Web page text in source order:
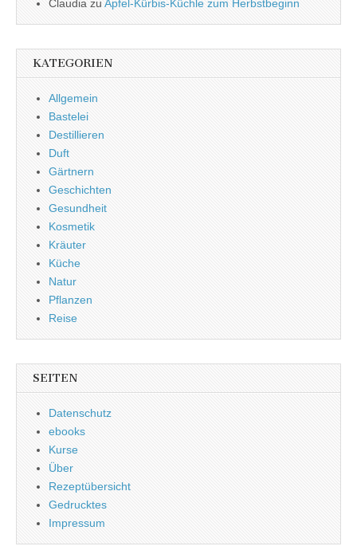
Claudia zu Apfel-Kürbis-Küchle zum Herbstbeginn
KATEGORIEN
Allgemein
Bastelei
Destillieren
Duft
Gärtnern
Geschichten
Gesundheit
Kosmetik
Kräuter
Küche
Natur
Pflanzen
Reise
SEITEN
Datenschutz
ebooks
Kurse
Über
Rezeptübersicht
Gedrucktes
Impressum